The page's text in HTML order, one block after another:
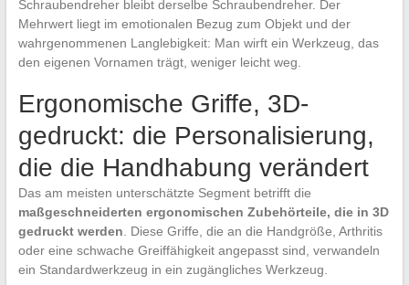
Schraubendreher bleibt derselbe Schraubendreher. Der
Mehrwert liegt im emotionalen Bezug zum Objekt und der
wahrgenommenen Langlebigkeit: Man wirft ein Werkzeug, das
den eigenen Vornamen trägt, weniger leicht weg.
Ergonomische Griffe, 3D-
gedruckt: die Personalisierung,
die die Handhabung verändert
Das am meisten unterschätzte Segment betrifft die
maßgeschneiderten ergonomischen Zubehörteile, die in 3D
gedruckt werden . Diese Griffe, die an die Handgröße, Arthritis
oder eine schwache Greiffähigkeit angepasst sind, verwandeln
ein Standardwerkzeug in ein zugängliches Werkzeug.